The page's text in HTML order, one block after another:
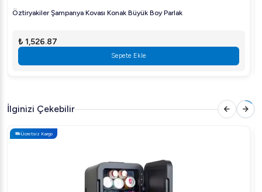
Öztiryakiler Şampanya Kovası Konak Büyük Boy Parlak
₺ 1,526.87
Sepete Ekle
İlginizi Çekebilir
Ücretsiz Kargo